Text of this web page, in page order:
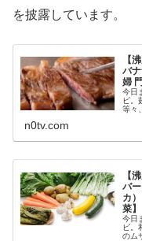
を披露しています。
【
バ
婦
今日
ピ。
等々
n0tv.com
【
バ
カ
菜】
今日
ピ。
のム